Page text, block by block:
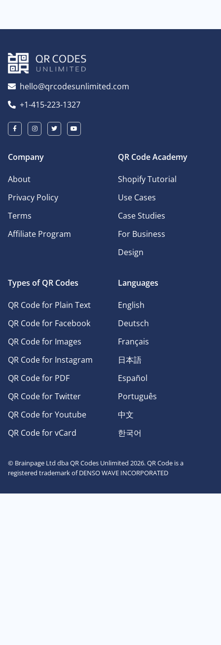
hello@qrcodesunlimited.com
+1-415-223-1327
Company
About
Privacy Policy
Terms
Affiliate Program
QR Code Academy
Shopify Tutorial
Use Cases
Case Studies
For Business
Design
Types of QR Codes
QR Code for Plain Text
QR Code for Facebook
QR Code for Images
QR Code for Instagram
QR Code for PDF
QR Code for Twitter
QR Code for Youtube
QR Code for vCard
Languages
English
Deutsch
Français
日本語
Español
Português
中文
한국어
© Brainpage Ltd dba QR Codes Unlimited 2026. QR Code is a
registered trademark of DENSO WAVE INCORPORATED